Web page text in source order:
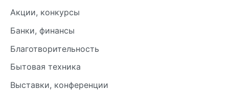
Акции, конкурсы
Банки, финансы
Благотворительность
Бытовая техника
Выставки, конференции